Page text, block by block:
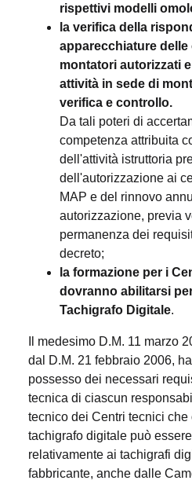
rispettivi modelli
la verifica della
apparecchiature delle
montatori autorizzati
attività in sede di
verifica e controllo.
Da tali poteri di
competenza attribuita
dell'attività istruttoria
dell'autorizzazione ai
MAP e del rinnovo
autorizzazione, previa
permanenza dei
decreto;
la formazione per i
dovranno abilitarsi
Tachigrafo Digitale.
Il medesimo D.M. 11 marzo
dal D.M. 21 febbraio 2006,
possesso dei necessari
tecnica di ciascun
tecnico dei Centri tecnici che
tachigrafo digitale può
relativamente ai tachigrafi
fabbricante, anche dalle